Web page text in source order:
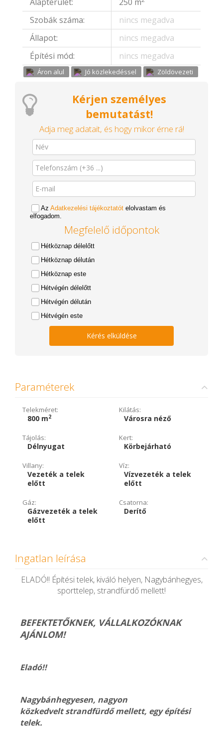
Szobák száma:
nincs megadva
Állapot:
nincs megadva
Építési mód:
nincs megadva
Áron alul Jó közlekedéssel Zöldövezeti
Kérjen személyes
bemutatást!
Adja meg adatait, és hogy mikor érne rá!
Az Adatkezelési tájékoztatót elolvastam és
elfogadom.
Megfelelő időpontok
Hétköznap délelőtt
Hétköznap délután
Hétköznap este
Hétvégén délelőtt
Hétvégén délután
Hétvégén este
Kérés elküldése
Paraméterek
Telekméret:
800 m2
Kilátás:
Városra néző
Tájolás:
Délnyugat
Kert:
Körbejárható
Villany:
Vezeték a telek
előtt
Víz:
Vízvezeték a telek
előtt
Gáz:
Gázvezeték a telek
előtt
Csatorna:
Derítő
Ingatlan leírása
ELADÓ!! Építési telek, kiváló helyen, Nagybánhegyes,
sporttelep, strandfürdő mellett!
BEFEKTETŐKNEK, VÁLLALKOZÓKNAK
AJÁNLOM!
Eladó!!
Nagybánhegyesen, nagyon
közkedvelt strandfürdő mellett, egy építési
telek.